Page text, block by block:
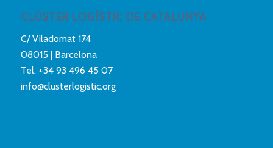
CLÚSTER LOGÍSTIC DE CATALUNYA
C/ Viladomat 174
08015 | Barcelona
Tel. +34 93 496 45 07
info@clusterlogistic.org